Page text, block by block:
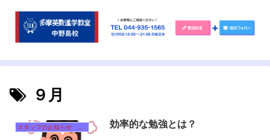
９月
スタッフのお知らせ 【それぞれのタイトルをクリック！】 効率的な勉強とは？